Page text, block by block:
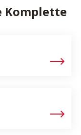
Komplette